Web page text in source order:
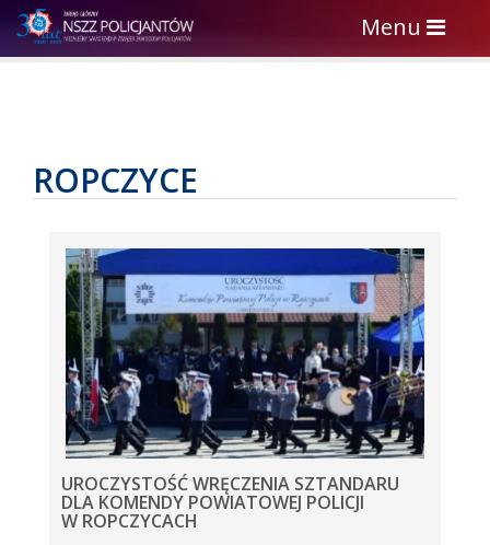
Toggle
navigation
Menu
ROPCZYCE
UROCZYSTOŚĆ WRĘCZENIA SZTANDARU
DLA KOMENDY POWIATOWEJ POLICJI
W ROPCZYCACH